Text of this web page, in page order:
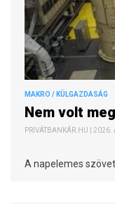
MAKRO / KÜLGAZDASÁG
Nem volt
PRIVÁTBANKÁR.HU | 2026.
A napelemes